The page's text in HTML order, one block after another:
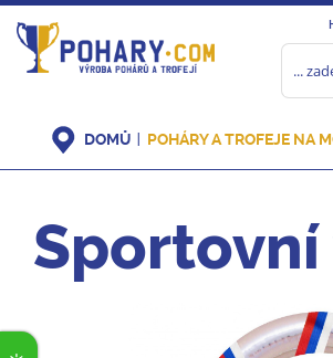
DOMŮ POHÁRY A TROFEJE NA